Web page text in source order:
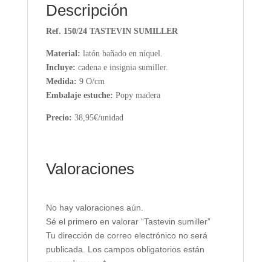
Descripción
Ref. 150/24 TASTEVIN SUMILLER
Material: latón bañado en níquel.
Incluye: cadena e insignia sumiller.
Medida: 9 O/cm
Embalaje estuche: Popy madera
Precio: 38,95€/unidad
Valoraciones
No hay valoraciones aún.
Sé el primero en valorar “Tastevin sumiller”
Tu dirección de correo electrónico no será
publicada.
Los campos obligatorios están